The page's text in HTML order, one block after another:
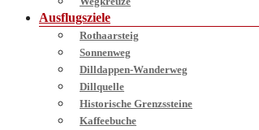
Ausflugsziele
Rothaarsteig
Sonnenweg
Dilldappen-Wanderweg
Dillquelle
Historische Grenzssteine
Kaffeebuche